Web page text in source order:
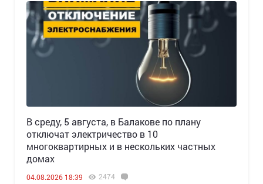
В среду, 5 августа, в Балакове по плану
отключат электричество в 10
многоквартирных и в нескольких частных
домах
04.08.2026 18:39 2474